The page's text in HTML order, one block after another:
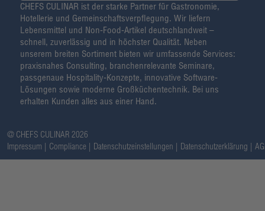
CHEFS CULINAR ist der starke Partner für Gastronomie,
Hotellerie und Gemeinschaftsverpflegung. Wir liefern
Lebensmittel und Non-Food-Artikel deutschlandweit –
schnell, zuverlässig und in höchster Qualität. Neben
unserem breiten Sortiment bieten wir umfassende Services:
praxisnahes Consulting, branchenrelevante Seminare,
passgenaue Hospitality-Konzepte, innovative Software-
Lösungen sowie moderne Großküchentechnik. Bei uns
erhalten Kunden alles aus einer Hand.
@ CHEFS CULINAR 2026
Impressum
Compliance Datenschutzeinstellungen Datenschutzerklärung